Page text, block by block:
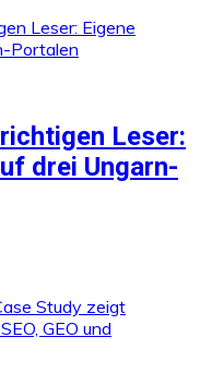
Leser:
drei Ungarn-